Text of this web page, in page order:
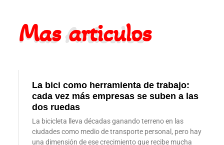
Mas Articulos
Mas articulos
La bici como herramienta de trabajo:
cada vez más empresas se suben a las
dos ruedas
La bicicleta lleva décadas ganando terreno en las
ciudades como medio de transporte personal, pero hay
una dimensión de ese crecimiento que recibe mucha